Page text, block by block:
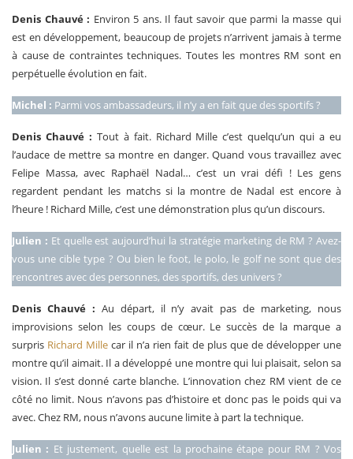
Denis Chauvé : Environ 5 ans. Il faut savoir que parmi la masse qui
est en développement, beaucoup de projets n’arrivent jamais à terme
à cause de contraintes techniques. Toutes les montres RM sont en
perpétuelle évolution en fait.
Michel : Parmi vos ambassadeurs, il n’y a en fait que des sportifs ?
Denis Chauvé : Tout à fait. Richard Mille c’est quelqu’un qui a eu
l’audace de mettre sa montre en danger. Quand vous travaillez avec
Felipe Massa, avec Raphaël Nadal… c’est un vrai défi ! Les gens
regardent pendant les matchs si la montre de Nadal est encore à
l’heure ! Richard Mille, c’est une démonstration plus qu’un discours.
Julien : Et quelle est aujourd’hui la stratégie marketing de RM ? Avez-
vous une cible type ? Ou bien le foot, le polo, le golf ne sont que des
rencontres avec des personnes, des sportifs, des univers ?
Denis Chauvé : Au départ, il n’y avait pas de marketing, nous
improvisions selon les coups de cœur. Le succès de la marque a
surpris Richard Mille car il n’a rien fait de plus que de développer une
montre qu’il aimait. Il a développé une montre qui lui plaisait, selon sa
vision. Il s’est donné carte blanche. L’innovation chez RM vient de ce
côté no limit. Nous n’avons pas d’histoire et donc pas le poids qui va
avec. Chez RM, nous n’avons aucune limite à part la technique.
Julien : Et justement, quelle est la prochaine étape pour RM ? Vos